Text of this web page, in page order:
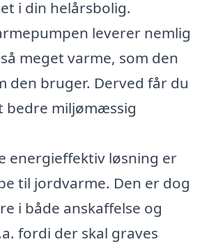
i din helårsbolig.
leverer nemlig
meget varme, som den
den bruger. Derved får du
bedre miljømæssig
energieffektiv løsning er
til jordvarme. Den er dog
i både anskaffelse og
fordi der skal graves